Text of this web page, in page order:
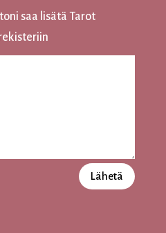
saa lisätä Tarot
Lähetä